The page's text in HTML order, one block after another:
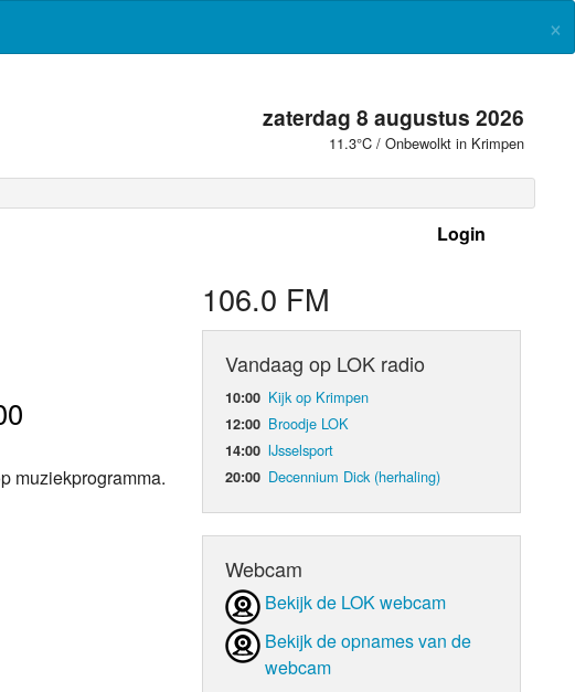
×
zaterdag 8 augustus 2026
11.3°C / Onbewolkt in Krimpen
Login
muziekprogramma.
106.0 FM
Vandaag op LOK radio
10:00 Kijk op Krimpen
12:00 Broodje LOK
14:00 IJsselsport
20:00 Decennium Dick (herhaling)
Webcam
Bekijk de LOK webcam
Bekijk de opnames van de
webcam